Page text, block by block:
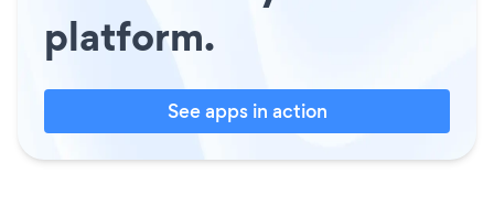
platform.
See apps in action